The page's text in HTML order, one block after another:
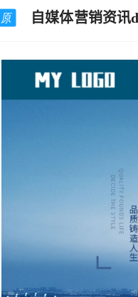
自媒体营销资讯